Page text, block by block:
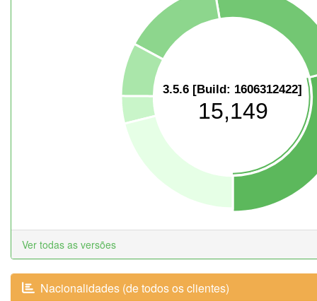
3.5.6 [Build: 1606312422]
15,149
Ver todas as versões
Nacionalidades (de todos os clientes)